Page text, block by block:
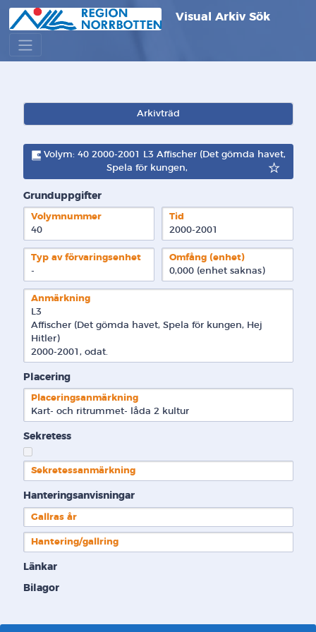
Visual Arkiv Sök
Arkivträd
Volym: 40 2000-2001 L3 Affischer (Det gömda havet,
Spela för kungen,
Grunduppgifter
Volymnummer
40
Tid
2000-2001
Typ av förvaringsenhet
-
Omfång (enhet)
0,000 (enhet saknas)
Anmärkning
L3
Affischer (Det gömda havet, Spela för kungen, Hej
Hitler)
2000-2001, odat.
Placering
Placeringsanmärkning
Kart- och ritrummet- låda 2 kultur
Sekretess
Sekretessanmärkning
Hanteringsanvisningar
Gallras år
Hantering/gallring
Länkar
Bilagor